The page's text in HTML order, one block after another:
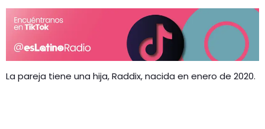
La pareja tiene una hija, Raddix, nacida en enero de 2020.